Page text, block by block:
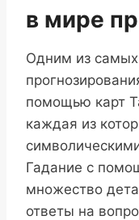
в мире
Одним из
помощью карт
каждая из
Гадание с
множество
ответы на